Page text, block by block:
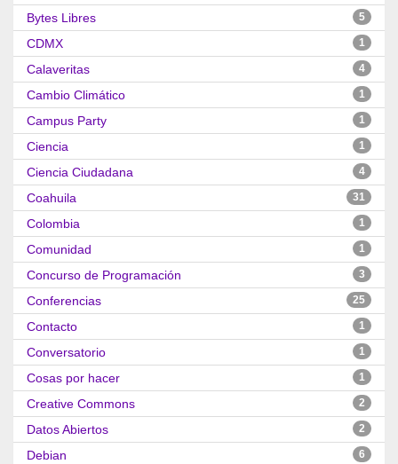
Bytes Libres 5
CDMX 1
Calaveritas 4
Cambio Climático 1
Campus Party 1
Ciencia 1
Ciencia Ciudadana 4
Coahuila 31
Colombia 1
Comunidad 1
Concurso de Programación 3
Conferencias 25
Contacto 1
Conversatorio 1
Cosas por hacer 1
Creative Commons 2
Datos Abiertos 2
Debian 6